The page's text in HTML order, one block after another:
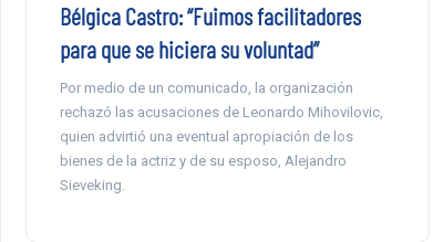
Bélgica Castro: “Fuimos facilitadores
para que se hiciera su voluntad”
Por medio de un comunicado, la organización
rechazó las acusaciones de Leonardo Mihovilovic,
quien advirtió una eventual apropiación de los
bienes de la actriz y de su esposo, Alejandro
Sieveking.